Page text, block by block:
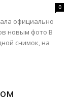
0
официально
новым фото В
снимок, на